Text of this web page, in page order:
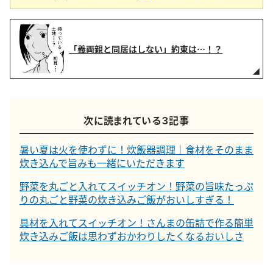
「義両親と同居はしない」約束は…！？
次に読まれている３記事
暑い夏は火を使わずに！炊飯器調理｜食材をそのまま
炊き込んで旨みも一緒にいただきます
野菜を丸ごと入れてスイッチオン！野菜の旨味たっぷ
りの丸ごと野菜の炊き込みご飯がおいしすぎる！
具材を入れてスイッチオン！さんまの缶詰で作る簡単
炊き込みご飯は思わずおかわりしたくなるおいしさ